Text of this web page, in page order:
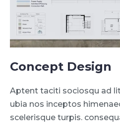
Concept Design
Aptent taciti sociosqu ad
ubia nos inceptos
scelerisque turpis.